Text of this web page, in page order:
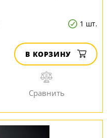
1 шт.
В КОРЗИНУ